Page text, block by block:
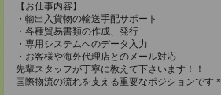
【お仕事内容】
・輸出入貨物の輸送手配サポート
・各種貿易書類の作成、発行
・専用システムへのデータ入力
・お客様や海外代理店とのメール対応
先輩スタッフが丁寧に教えて下さいます！！
国際物流の流れを支える重要なポジションです＊